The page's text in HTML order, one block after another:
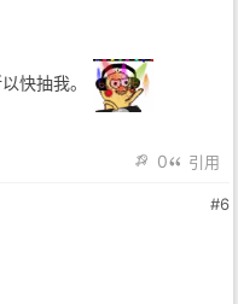
快抽我。
0 引用
#6